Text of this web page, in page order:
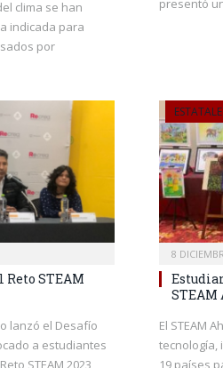
clima se han
indicada para
por
presentó
STEAM
lanzó el Desafío
a estudiantes
STEAM 2023
8
STEAM
El STEAM
tecnología,
19 países